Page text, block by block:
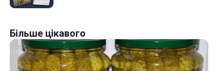
Більше цікавого